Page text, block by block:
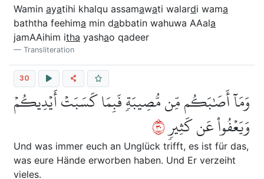
Wamin ayatihi khalqu assamawati walardi wama
baththa feehima min dabbatin wahuwa AAala
jamAAihim itha yashao qadeer
Transliteration
30
وَمَآ أَصَٰبَكُم مِّن مُّصِيبَةٖ فَبِمَا كَسَبَتۡ أَيۡدِيكُمۡ
وَيَعۡفُواْ عَن كَثِيرٖ٠٣
Und was immer euch an Unglück trifft, es ist für das,
was eure Hände erworben haben. Und Er verzeiht
vieles.